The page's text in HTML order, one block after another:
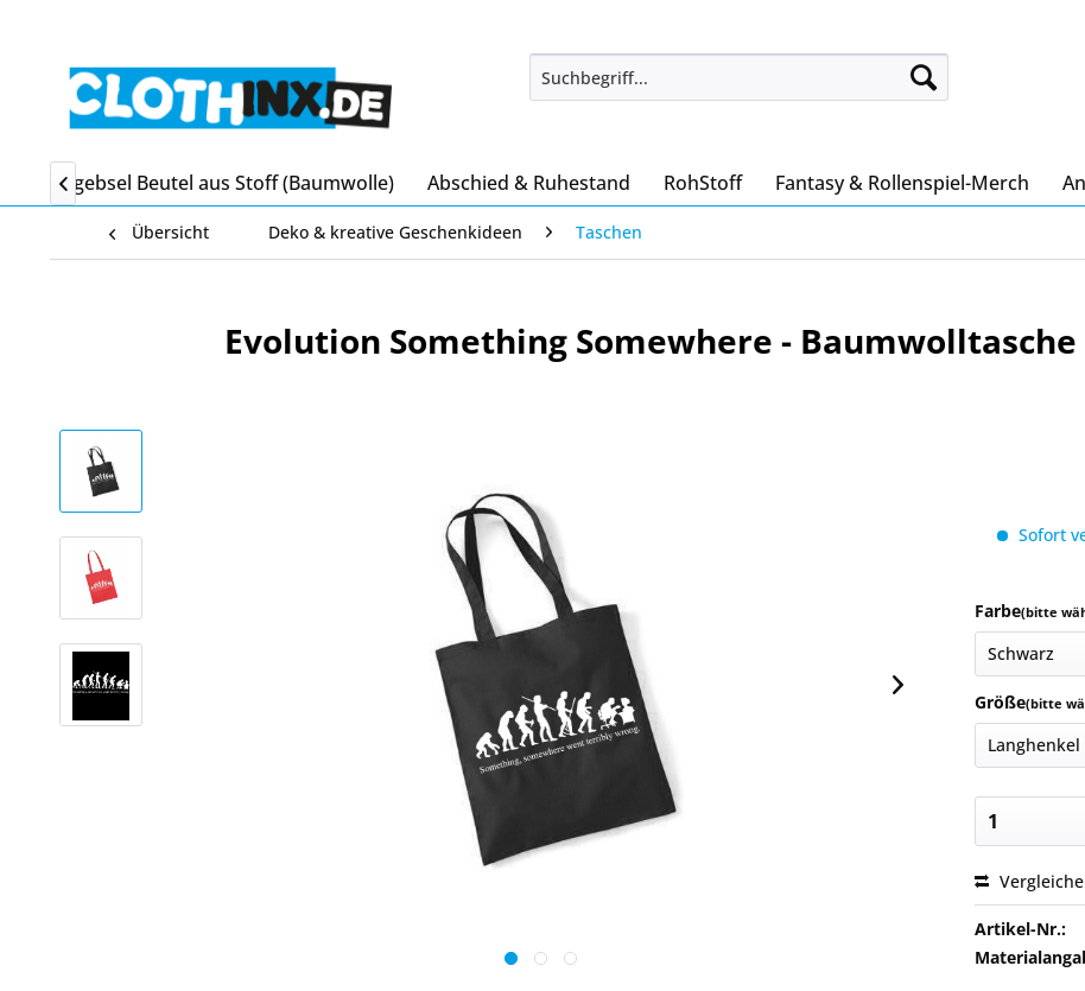
Mitgebsel Beutel aus Stoff (Baumwolle) Abschied & Ruhestand RohStoff Fantasy & Rollenspiel-Merch

Übersicht Deko & kreative Geschenkideen Taschen
Evolution Something Somewhere - Baumwolltasche
Sofort
Farbe(bitte
Größe(bitte
Artikel-Nr.: